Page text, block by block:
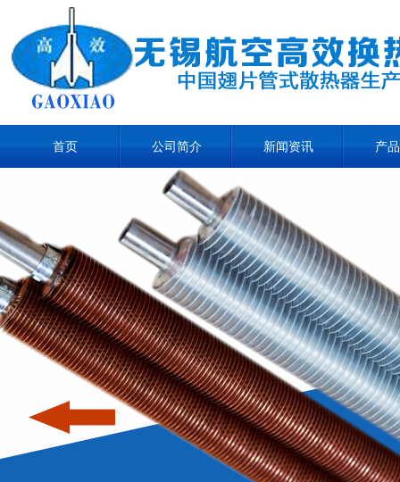
首页 公司简介 新闻资讯 产